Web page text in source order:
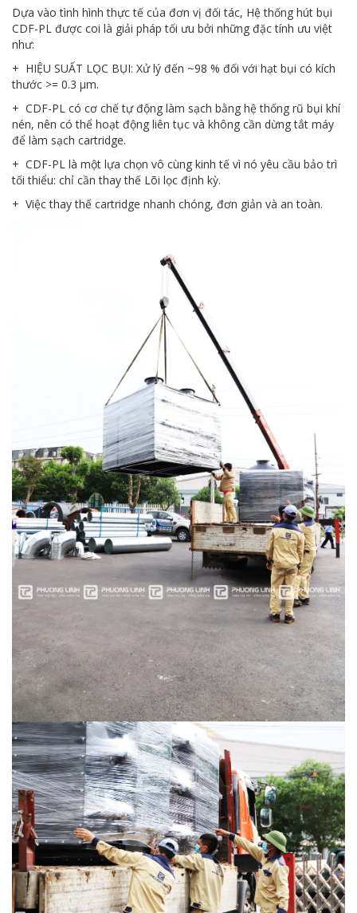
Dựa vào tình hình thực tế của đơn vị đối tác, Hệ thống hút bụi
CDF-PL được coi là giải pháp tối ưu bởi những đặc tính ưu việt
như:
+ HIỆU SUẤT LỌC BỤI: Xử lý đến ~98 % đối với hạt bụi có kích
thước >= 0.3 μm.
+ CDF-PL có cơ chế tự động làm sạch bằng hệ thống rũ bụi khí
nén, nên có thể hoạt động liên tục và không cần dừng tắt máy
để làm sạch cartridge.
+ CDF-PL là một lựa chọn vô cùng kinh tế vì nó yêu cầu bảo trì
tối thiểu: chỉ cần thay thế Lõi lọc định kỳ.
+ Việc thay thế cartridge nhanh chóng, đơn giản và an toàn.